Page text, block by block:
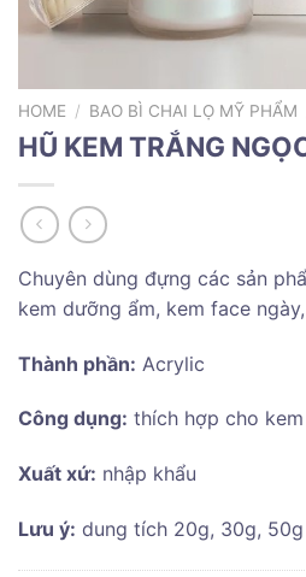
HOME / BAO BÌ CHAI LỌ MỸ PHẨM
HŨ KEM TRẮNG
Chuyên dùng đựng các sản
kem dưỡng ẩm, kem face
Thành phần: Acrylic
Công dụng: thích hợp cho
Xuất xứ: nhập khẩu
Lưu ý: dung tích 20g, 30g, 50g